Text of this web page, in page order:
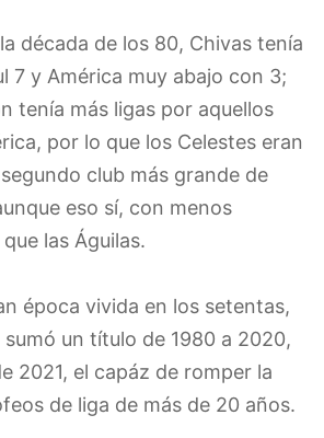
década de los 80, Chivas tenía
7 y América muy abajo con 3;
tenía más ligas por aquellos
por lo que los Celestes eran
club más grande de
eso sí, con menos
las Águilas.
época vivida en los setentas,
sumó un título de 1980 a 2020,
2021, el capáz de romper la
de liga de más de 20 años.